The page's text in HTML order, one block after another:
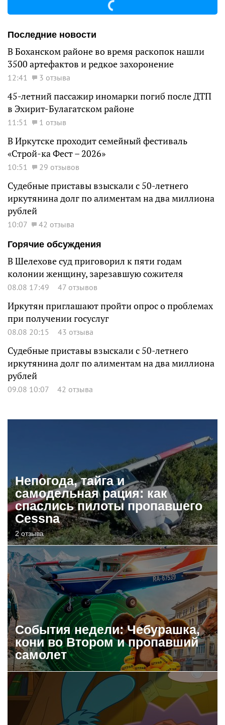
Последние новости
В Боханском районе во время раскопок нашли
3500 артефактов и редкое захоронение
12:41 3 отзыва
45-летний пассажир иномарки погиб после ДТП
в Эхирит-Булагатском районе
11:51 1 отзыв
В Иркутске проходит семейный фестиваль
«Строй-ка Фест – 2026»
10:51 29 отзывов
Судебные приставы взыскали с 50-летнего
иркутянина долг по алиментам на два миллиона
рублей
10:07
42 отзыва
Горячие обсуждения
В Шелехове суд приговорил к пяти годам
колонии женщину, зарезавшую сожителя
08.08 17:49 47 отзывов
Иркутян приглашают пройти опрос о проблемах
при получении госуслуг
08.08 20:15 43 отзыва
Судебные приставы взыскали с 50-летнего
иркутянина долг по алиментам на два миллиона
рублей
09.08 10:07 42 отзыва
Непогода, тайга и
самодельная рация: как
спаслись пилоты пропавшего
Cessna
2 отзыва
События недели: Чебурашка,
кони во Втором и пропавший
самолет